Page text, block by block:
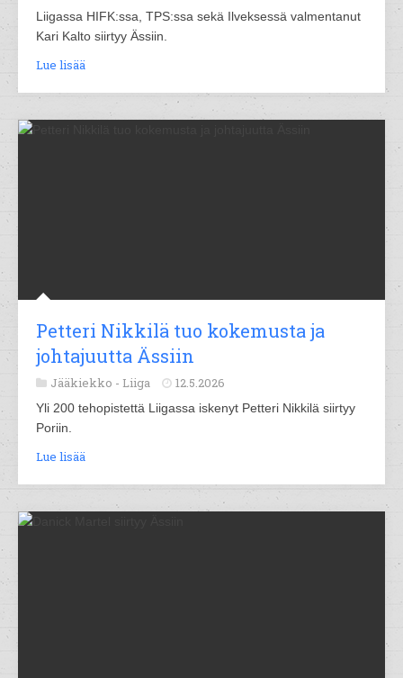
Liigassa HIFK:ssa, TPS:ssa sekä Ilveksessä valmentanut
Kari Kalto siirtyy Ässiin.
Lue lisää
Petteri Nikkilä tuo kokemusta ja
johtajuutta Ässiin
Jääkiekko - Liiga 12.5.2026
Yli 200 tehopistettä Liigassa iskenyt Petteri Nikkilä siirtyy
Poriin.
Lue lisää